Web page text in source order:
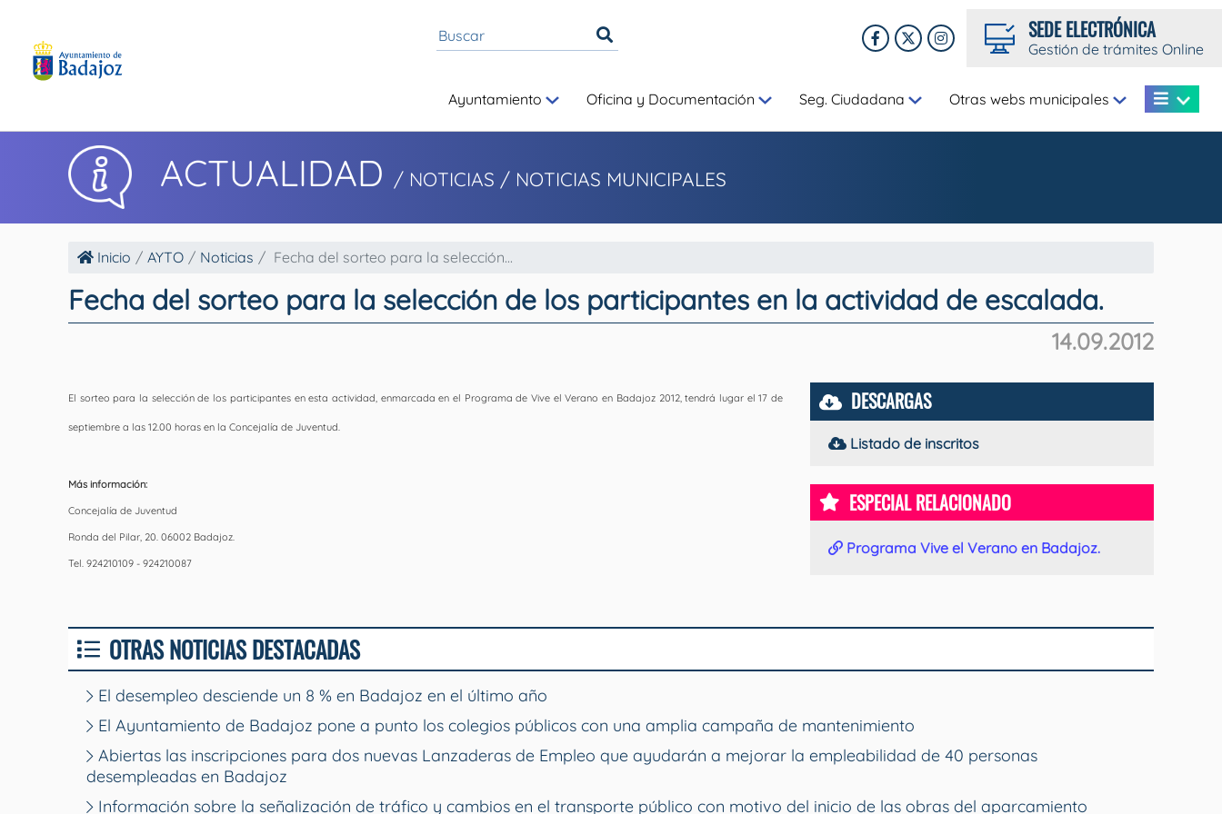
SEDE ELECTRÓNICA
Gestión de trámites Online
Ayuntamiento Oficina y Documentación Seg. Ciudadana Otras webs municipales
ACTUALIDAD / NOTICIAS / NOTICIAS MUNICIPALES
Inicio AYTO Noticias Fecha del sorteo para la selección...
Fecha del sorteo para la selección de los participantes en la actividad de escalada.
14.09.2012
El sorteo para la selección de los participantes en esta actividad, enmarcada en el Programa de Vive el Verano en Badajoz 2012, tendrá lugar el 17 de
septiembre a las 12.00 horas en la Concejalía de Juventud.
Más información:
Concejalía de Juventud
Ronda del Pilar, 20. 06002 Badajoz.
Tel. 924210109 - 924210087
DESCARGAS
Listado de inscritos
ESPECIAL RELACIONADO
Programa Vive el Verano en Badajoz.
OTRAS NOTICIAS DESTACADAS
El desempleo desciende un 8 % en Badajoz en el último año
El Ayuntamiento de Badajoz pone a punto los colegios públicos con una amplia campaña de mantenimiento
Abiertas las inscripciones para dos nuevas Lanzaderas de Empleo que ayudarán a mejorar la empleabilidad de 40 personas
desempleadas en Badajoz
Información sobre la señalización de tráfico y cambios en el transporte público con motivo del inicio de las obras del aparcamiento